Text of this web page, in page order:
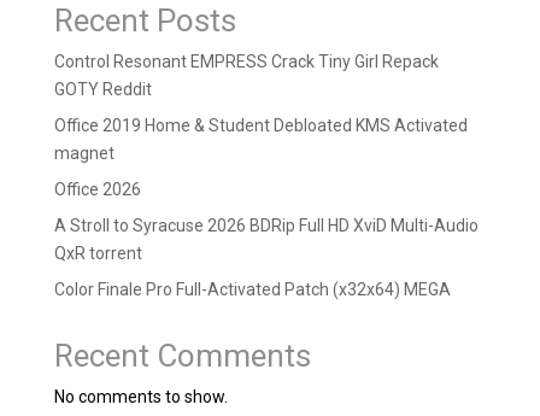
Recent Posts
Control Resonant EMPRESS Crack Tiny Girl Repack
GOTY Reddit
Office 2019 Home & Student Debloated KMS Activated
magnet
Office 2026
A Stroll to Syracuse 2026 BDRip Full HD XviD Multi-Audio
QxR torrent
Color Finale Pro Full-Activated Patch (x32x64) MEGA
Recent Comments
No comments to show.